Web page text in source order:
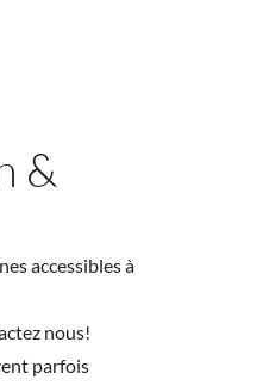
&
accessibles à
nous!
parfois